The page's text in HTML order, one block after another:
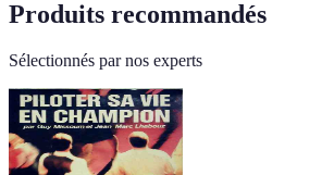
Produits recommandés
Sélectionnés par nos experts